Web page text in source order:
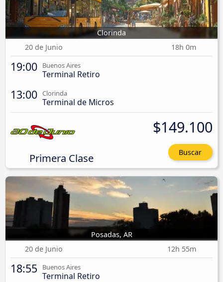
Clorinda
20 de Junio
18h 0m
19:00 Buenos Aires
Terminal Retiro
13:00 Clorinda
Terminal de Micros
Primera Clase
$149.100
Buscar
Posadas, AR
20 de Junio
12h 55m
18:55 Buenos Aires
Terminal Retiro